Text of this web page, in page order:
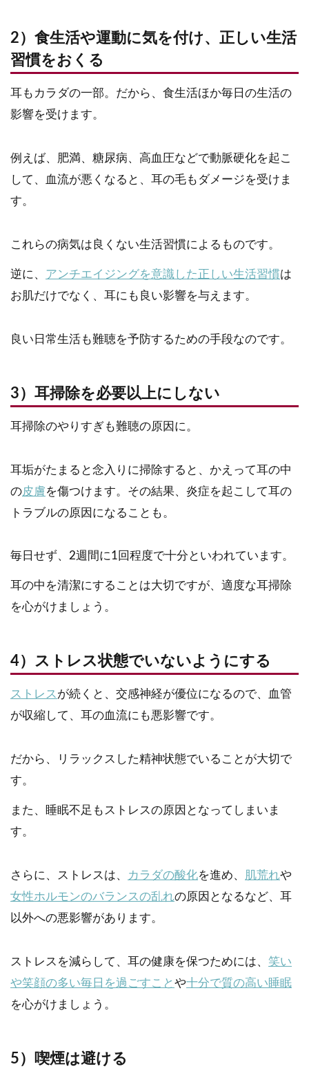
2）食生活や運動に気を付け、正しい生活
習慣をおくる
耳もカラダの一部。だから、食生活ほか毎日の生活の
影響を受けます。
例えば、肥満、糖尿病、高血圧などで動脈硬化を起こ
して、血流が悪くなると、耳の毛もダメージを受けま
す。
これらの病気は良くない生活習慣によるものです。
逆に、 アンチエイジングを意識した正しい生活習慣は
お肌だけでなく、耳にも良い影響を与えます。
良い日常生活も難聴を予防するための手段なのです。
3）耳掃除を必要以上にしない
耳掃除のやりすぎも難聴の原因に。
耳垢がたまると念入りに掃除すると、かえって耳の中
の皮膚を傷つけます。その結果、炎症を起こして耳の
トラブルの原因になることも。
毎日せず、2週間に1回程度で十分といわれています。
耳の中を清潔にすることは大切ですが、適度な耳掃除
を心がけましょう。
4）ストレス状態でいないようにする
ストレスが続くと、交感神経が優位になるので、血管
が収縮して、耳の血流にも悪影響です。
だから、リラックスした精神状態でいることが大切で
す。
また、睡眠不足もストレスの原因となってしまいま
す。
さらに、ストレスは、 カラダの酸化を進め、 肌荒れや
女性ホルモンのバランスの乱れの原因となるなど、耳
以外への悪影響があります。
ストレスを減らして、耳の健康を保つためには、 笑い
や笑顔の多い毎日を過ごすこと や十分で質の高い睡眠
を心がけましょう。
5）喫煙は避ける